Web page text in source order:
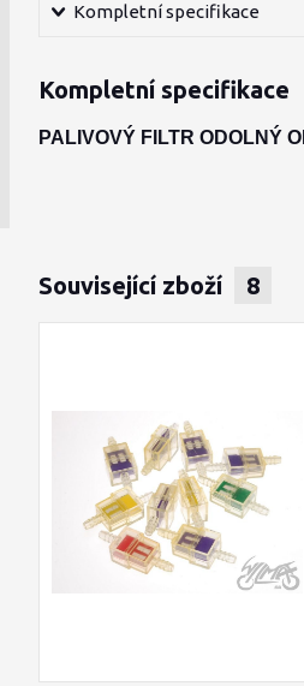
Kompletní specifikace
Kompletní specifikace
PALIVOVÝ FILTR ODOLNÝ
Související zboží 8